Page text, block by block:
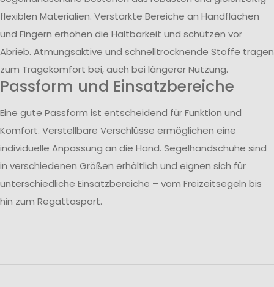
flexiblen Materialien. Verstärkte Bereiche an Handflächen
und Fingern erhöhen die Haltbarkeit und schützen vor
Abrieb. Atmungsaktive und schnelltrocknende Stoffe tragen
zum Tragekomfort bei, auch bei längerer Nutzung.
Passform und Einsatzbereiche
Eine gute Passform ist entscheidend für Funktion und
Komfort. Verstellbare Verschlüsse ermöglichen eine
individuelle Anpassung an die Hand. Segelhandschuhe sind
in verschiedenen Größen erhältlich und eignen sich für
unterschiedliche Einsatzbereiche – vom Freizeitsegeln bis
hin zum Regattasport.